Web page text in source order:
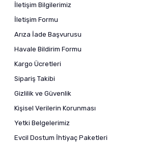
İletişim Bilgilerimiz
İletişim Formu
Arıza İade Başvurusu
Havale Bildirim Formu
Kargo Ücretleri
Sipariş Takibi
Gizlilik ve Güvenlik
Kişisel Verilerin Korunması
Yetki Belgelerimiz
Evcil Dostum İhtiyaç Paketleri